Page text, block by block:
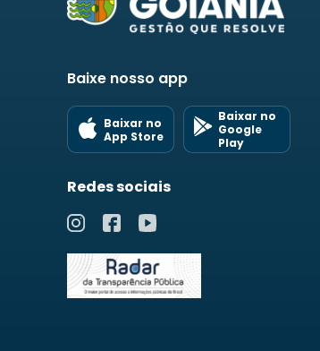
Baixe nosso app
Baixar no
App Store
Baixar no
Google
Play
Redes sociais